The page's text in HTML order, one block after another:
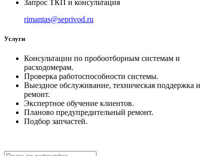
Запрос ТКП и консультация
rimantas@seprivod.ru
Услуги
Консультации по пробоотборным системам и
расходомерам.
Проверка работоспособности системы.
Выездное обслуживание, техническая поддержка и
ремонт.
Экспертное обучение клиентов.
Планово предупредительный ремонт.
Подбор запчастей.